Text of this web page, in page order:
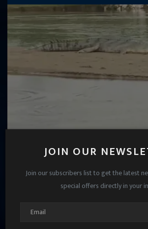
JOIN OUR
Join our subscribers list to get the latest
special offers directly in your
हरदोई में रामगंगा नदी के टापू पर दिखा
पर सवार किसानों मे...
Janmat News Jul 26, 2025